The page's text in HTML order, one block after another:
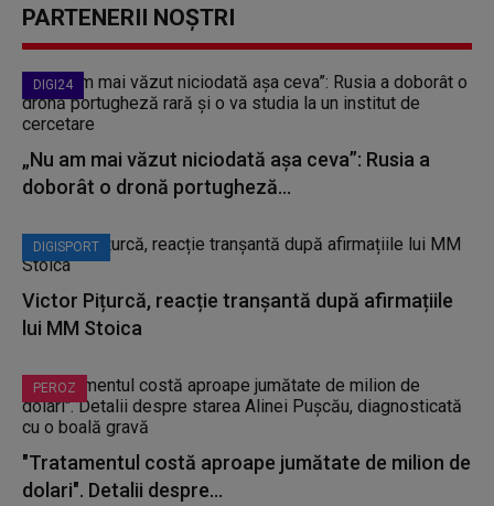
PARTENERII NOȘTRI
DIGI24
„Nu am mai văzut niciodată așa ceva”: Rusia a
doborât o dronă portugheză...
DIGISPORT
Victor Pițurcă, reacție tranșantă după afirmațiile
lui MM Stoica
PEROZ
"Tratamentul costă aproape jumătate de milion de
dolari". Detalii despre...